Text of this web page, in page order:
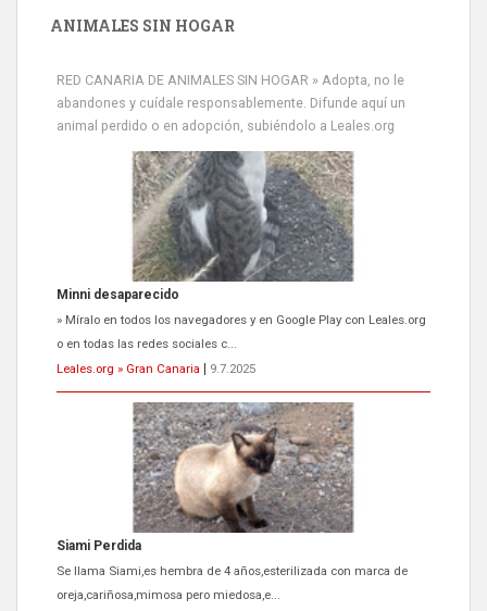
ANIMALES SIN HOGAR
RED CANARIA DE ANIMALES SIN HOGAR » Adopta, no le
abandones y cuídale responsablemente. Difunde aquí un
animal perdido o en adopción, subiéndolo a Leales.org
Minni desaparecido
» Míralo en todos los navegadores y en Google Play con Leales.org
o en todas las redes sociales c...
Leales.org » Gran Canaria
9.7.2025
Siami Perdida
Se llama Siami,es hembra de 4 años,esterilizada con marca de
oreja,cariñosa,mimosa pero miedosa,e...